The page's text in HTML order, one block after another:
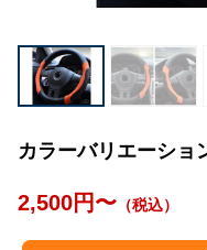
カラーバリエーショ
2,500円〜 （税込）